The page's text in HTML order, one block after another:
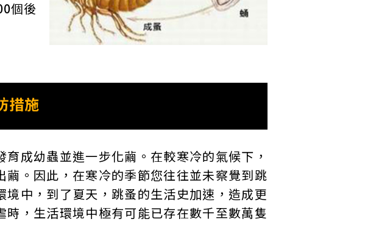
個後
措施
成幼蟲並進一步化繭。在較寒冷的氣候下，
。因此，在寒冷的季節您往往並未察覺到跳
中，到了夏天，跳蚤的生活史加速，造成更
，生活環境中極有可能已存在數千至數萬隻